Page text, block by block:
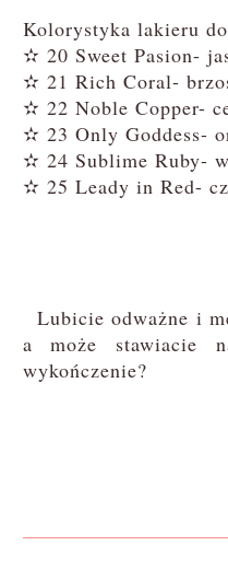
Kolorystyka lakieru
✫ 20 Sweet Pasion-
✫ 21 Rich Coral-
✫ 22 Noble Copper-
✫ 23 Only Goddess-
✫ 24 Sublime Ruby-
✫ 25 Leady in Red-
Lubicie odważne i
a może stawiacie
wykończenie?